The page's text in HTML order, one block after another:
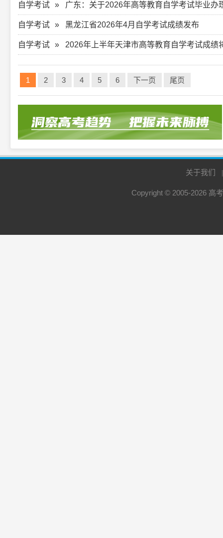
自学考试 广东：关于2026年高等教育自学考试毕业办
自学考试 黑龙江省2026年4月自学考试成绩发布
自学考试 2026年上半年天津市高等教育自学考试成绩
1 2 3 4 5 6 下一页 尾页
关于我们
Copyright © 2005-2026 高